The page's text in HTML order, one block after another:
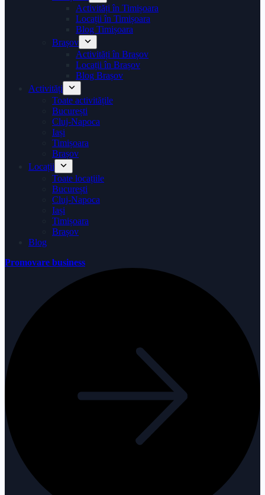
Activități în Timișoara
Locații în Timișoara
Blog Timișoara
Brașov
Activități în Brașov
Locații în Brașov
Blog Brașov
Activități
Toate activitățile
București
Cluj-Napoca
Iași
Timișoara
Brașov
Locații
Toate locațiile
București
Cluj-Napoca
Iași
Timișoara
Brașov
Blog
Promovare business